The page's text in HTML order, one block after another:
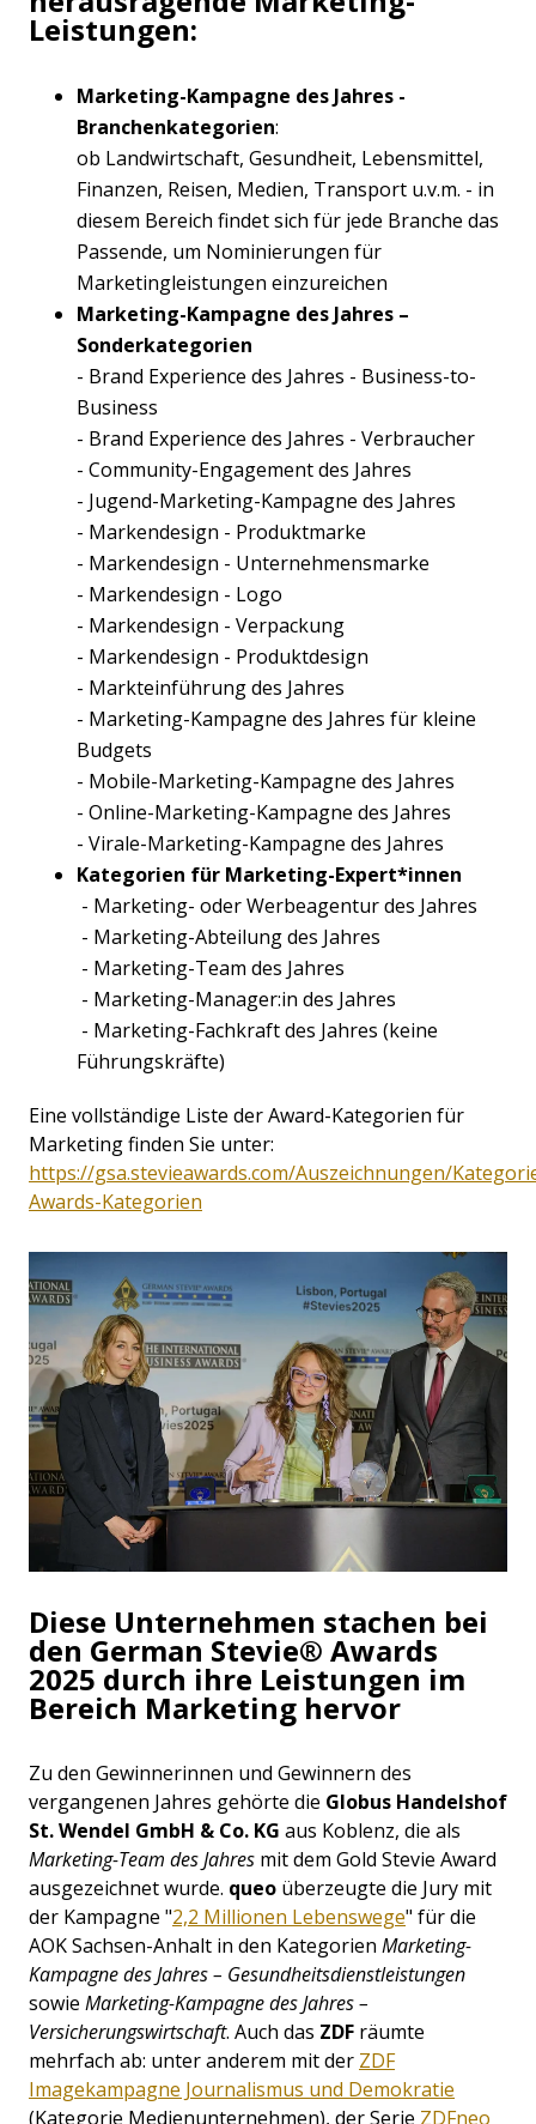
Leistungen:
Marketing-Kampagne des Jahres -
Branchenkategorien:
ob Landwirtschaft, Gesundheit, Lebensmittel,
Finanzen, Reisen, Medien, Transport u.v.m. - in
diesem Bereich findet sich für jede Branche das
Passende, um Nominierungen für
Marketingleistungen einzureichen
Marketing-Kampagne des Jahres –
Sonderkategorien
- Brand Experience des Jahres - Business-to-
Business
- Brand Experience des Jahres - Verbraucher
- Community-Engagement des Jahres
- Jugend-Marketing-Kampagne des Jahres
- Markendesign - Produktmarke
- Markendesign - Unternehmensmarke
- Markendesign - Logo
- Markendesign - Verpackung
- Markendesign - Produktdesign
- Markteinführung des Jahres
- Marketing-Kampagne des Jahres für kleine
Budgets
- Mobile-Marketing-Kampagne des Jahres
- Online-Marketing-Kampagne des Jahres
- Virale-Marketing-Kampagne des Jahres
Kategorien für Marketing-Expert*innen
- Marketing- oder Werbeagentur des Jahres
- Marketing-Abteilung des Jahres
- Marketing-Team des Jahres
- Marketing-Manager:in des Jahres
- Marketing-Fachkraft des Jahres (keine
Führungskräfte)
Eine vollständige Liste der Award-Kategorien für
Marketing finden Sie unter:
https://gsa.stevieawards.com/Auszeichnungen/
Awards-Kategorien
Diese Unternehmen stachen bei
den German Stevie® Awards
2025 durch ihre Leistungen im
Bereich Marketing hervor
Zu den Gewinnerinnen und Gewinnern des
vergangenen Jahres gehörte die Globus Handelshof
St. Wendel GmbH & Co. KG aus Koblenz, die als
Marketing-Team des Jahres mit dem Gold Stevie Award
ausgezeichnet wurde. queo überzeugte die Jury mit
der Kampagne "2,2 Millionen Lebenswege" für die
AOK Sachsen-Anhalt in den Kategorien Marketing-
Kampagne des Jahres – Gesundheitsdienstleistungen
sowie Marketing-Kampagne des Jahres –
Versicherungswirtschaft. Auch das ZDF räumte
mehrfach ab: unter anderem mit der ZDF
Imagekampagne Journalismus und Demokratie
(Kategorie Medienunternehmen), der Serie ZDFneo